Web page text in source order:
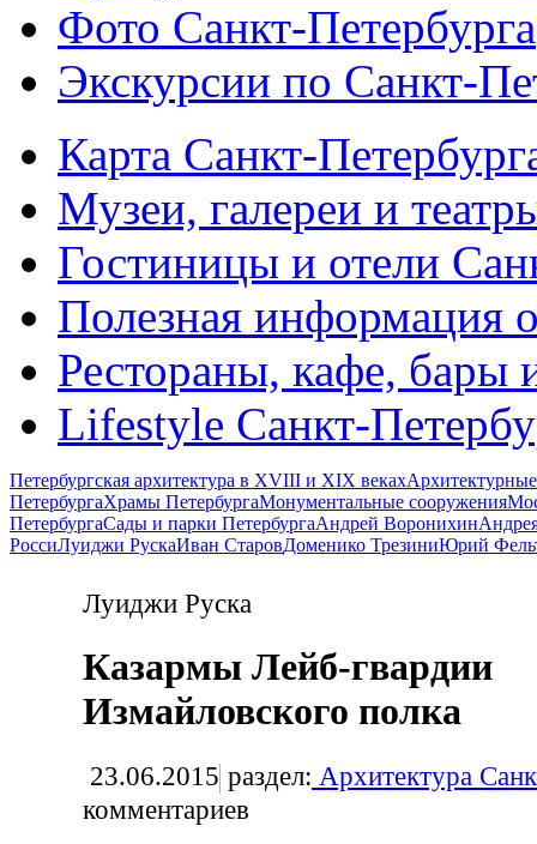
Фото Санкт-Петербурга
Экскурсии по Санкт-
Карта Санкт-
Музеи, галереи и
Гостиницы и отели
Полезная информация
Рестораны, кафе, бары
Lifestyle Санкт-
Петербургская архитектура в XVIII и XIX веках
ПетербургаХрамы ПетербургаМонументальные сооружения
ПетербургаСады и парки ПетербургаАндрей Воронихин
РоссиЛуиджи РускаИван СтаровДоменико ТрезиниЮрий
Луиджи Руска
Казармы Лейб-гвардии
Измайловского полка
23.06.2015 раздел: Архитектура
комментариев